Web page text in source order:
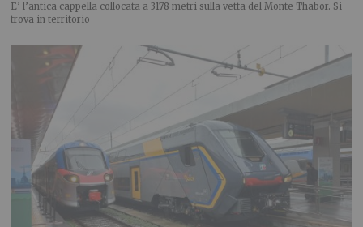
E’ l’antica cappella collocata a 3178 metri sulla vetta del Monte Thabor. Si
trova in territorio